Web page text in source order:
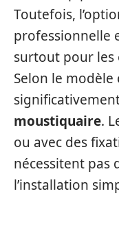
Toutefois,
professionnelle
surtout pour les
Selon le
moustiquaire.
ou avec des
nécessitent pas
l’installation